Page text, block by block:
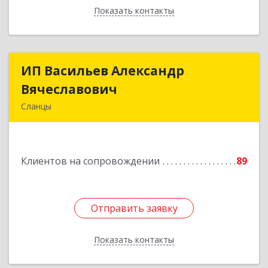
Показать контакты
Назад
ИП Васильев Александр
Вячеславович
Сланцы
Клиентов на сопровождении 89
Отправить заявку
Показать контакты
ИП Васильев Александр
Подробнее
Отправить заявку
Назад